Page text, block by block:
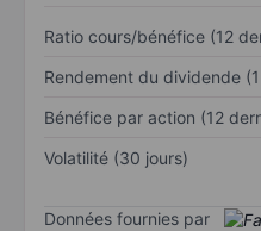
Ratio cours/bénéfice (12
Rendement du dividende
Bénéfice par action (12
Volatilité (30 jours)
Données fournies par